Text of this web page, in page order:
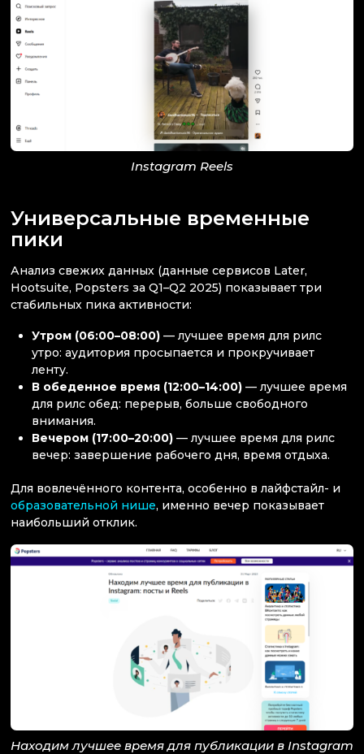
Instagram Reels
Универсальные временные
пики
Анализ свежих данных (данные сервисов Later,
Hootsuite, Popsters за Q1–Q2 2025) показывает три
стабильных пика активности:
Утром (06:00–08:00) — лучшее время для рилс
утро: аудитория просыпается и прокручивает
ленту.
В обеденное время (12:00–14:00) — лучшее время
для рилс обед: перерыв, больше свободного
внимания.
Вечером (17:00–20:00) — лучшее время для рилс
вечер: завершение рабочего дня, время отдыха.
Для вовлечённого контента, особенно в лайфстайл- и
образовательной нише, именно вечер показывает
наибольший отклик.
Находим лучшее время для публикации в Instagram